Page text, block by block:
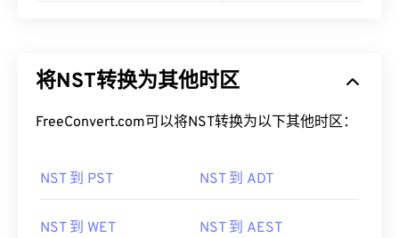
将NST转换为其他时区
FreeConvert.com可以将NST转换为以下其他时区：
NST 到 PST NST 到 ADT
NST 到 WET NST 到 AEST